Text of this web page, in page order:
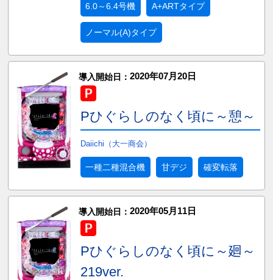
6.0～6.4号機 A+ARTタイプ
ノーマル(A)タイプ
導入開始日： 2020年07月20日
Pひぐらしのなく頃に～憩～
Daiichi（大一商会）
一種二種混合機 甘デジ 確変転落
導入開始日： 2020年05月11日
Pひぐらしのなく頃に～廻～
219ver.